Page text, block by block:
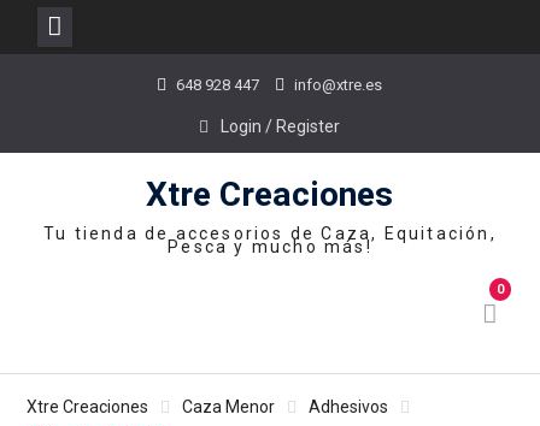
648 928 447 info@xtre.es
Login / Register
Xtre Creaciones
Tu tienda de accesorios de Caza, Equitación,
Pesca y mucho más!
0
Xtre Creaciones Caza Menor
Adhesivos